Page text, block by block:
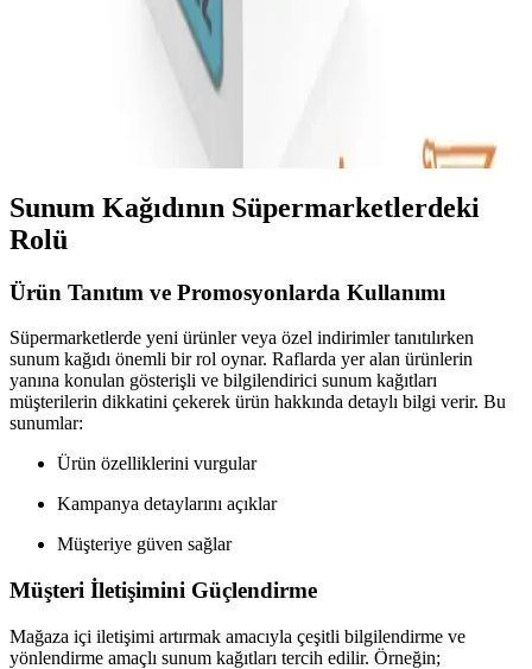
A101 Güncel Kampanyalar ve Hizmetlerle Alışveriş
Deneyimini Geliştiriyor
A101, güncel kampanyalar ve kapıda hizmetleriyle alışverişi
müşterilere ekonomik ve pratik alışveriş imkanları sunar.
Sunum Kağıdının Süpermarketlerdeki
Rolü
Ürün Tanıtım ve Promosyonlarda Kullanımı
Süpermarketlerde yeni ürünler veya özel indirimler tanıtılırken
sunum kağıdı önemli bir rol oynar. Raflarda yer alan ürünlerin
yanına konulan gösterişli ve bilgilendirici sunum kağıtları
müşterilerin dikkatini çekerek ürün hakkında detaylı bilgi verir. Bu
sunumlar:
Ürün özelliklerini vurgular
Kampanya detaylarını açıklar
Müşteriye güven sağlar
Müşteri İletişimini Güçlendirme
Mağaza içi iletişimi artırmak amacıyla çeşitli bilgilendirme ve
yönlendirme amaçlı sunum kağıtları tercih edilir. Örneğin;